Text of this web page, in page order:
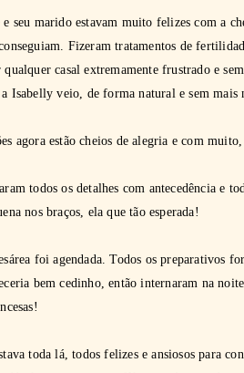
seu marido estavam muito felizes com a
Fizeram tratamentos de
casal extremamente frustrado e
a Isabelly veio, de forma natural e sem
agora estão cheios de alegria e com
todos os detalhes com antecedência e
nos braços, ela que tão esperada!
foi agendada. Todos os preparativos
bem cedinho, então internaram na
toda lá, todos felizes e ansiosos para